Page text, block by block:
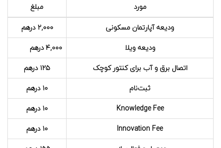
مورد
مبلغ
ودیعه آپارتمان مسکونی
۲,۰۰۰ درهم
ودیعه ویلا
۴,۰۰۰ درهم
اتصال برق و آب برای کنتور کوچک
۱۲۵ درهم
ثبت‌نام
۱۰ درهم
Knowledge Fee
۱۰ درهم
Innovation Fee
۱۰ درهم